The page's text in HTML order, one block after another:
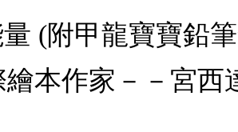
(附甲龍寶寶鉛
作家－－宮西